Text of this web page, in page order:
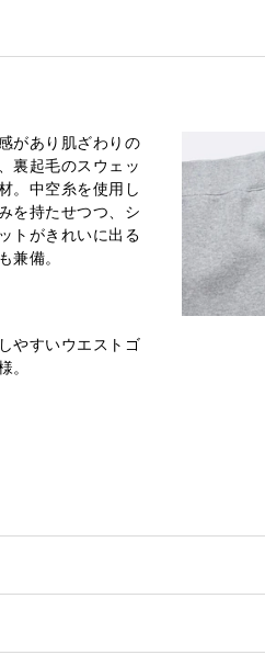
があり肌ざわりの
裏起毛のスウェッ
。中空糸を使用し
を持たせつつ、シ
トがきれいに出る
兼備。
やすいウエストゴ
。